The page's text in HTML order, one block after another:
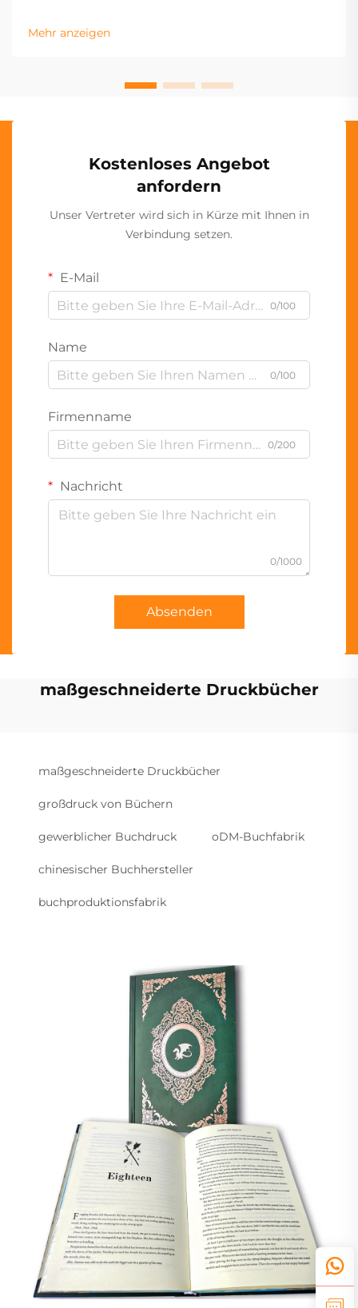
Mehr anzeigen
Kostenloses Angebot
anfordern
Unser Vertreter wird sich in Kürze mit Ihnen in
Verbindung setzen.
E-Mail
0/100
Name
0/100
Firmenname
0/200
Nachricht
0/1000
Absenden
maßgeschneiderte Druckbücher
maßgeschneiderte Druckbücher
großdruck von Büchern
gewerblicher Buchdruck oDM-Buchfabrik
chinesischer Buchhersteller
buchproduktionsfabrik